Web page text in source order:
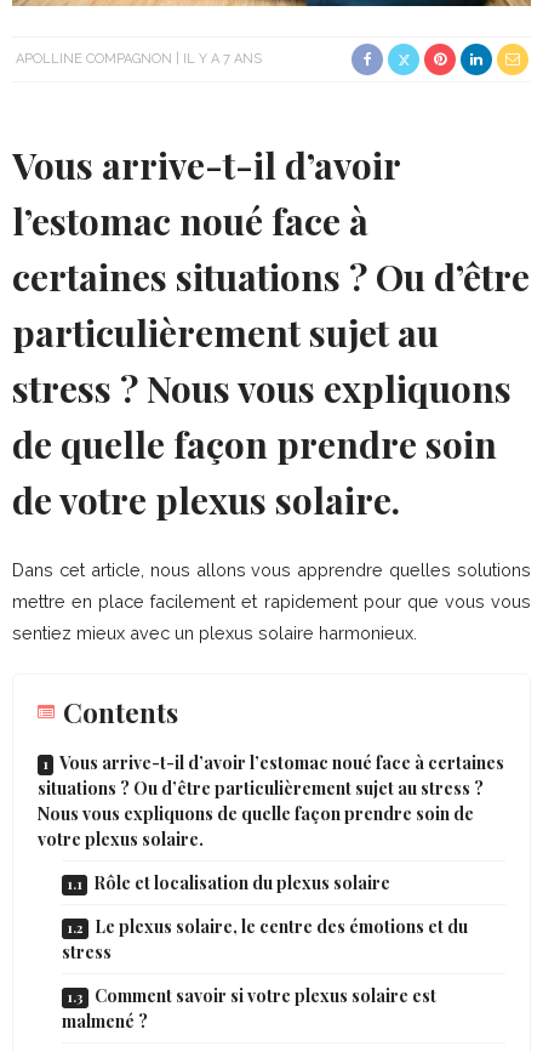
APOLLINE COMPAGNON IL Y A 7 ANS
Vous arrive-t-il d’avoir
l’estomac noué face à
certaines situations ? Ou d’être
particulièrement sujet au
stress ? Nous vous expliquons
de quelle façon prendre soin
de votre plexus solaire.
Dans cet article, nous allons vous apprendre quelles solutions
mettre en place facilement et rapidement pour que vous vous
sentiez mieux avec un plexus solaire harmonieux.
Contents
Vous arrive-t-il d’avoir l’estomac noué face à certaines
situations ? Ou d’être particulièrement sujet au stress ?
Nous vous expliquons de quelle façon prendre soin de
votre plexus solaire.
Rôle et localisation du plexus solaire
Le plexus solaire, le centre des émotions et du
stress
Comment savoir si votre plexus solaire est
malmené ?